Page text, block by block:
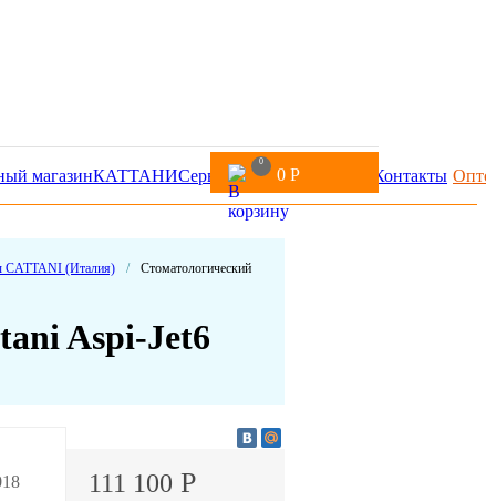
0
0 Р
магазинКАТТАНИСервисДоставка и оплата Контакты
CATTANI (Италия) /
Стоматологический
Aspi-Jet6
111 100 Р